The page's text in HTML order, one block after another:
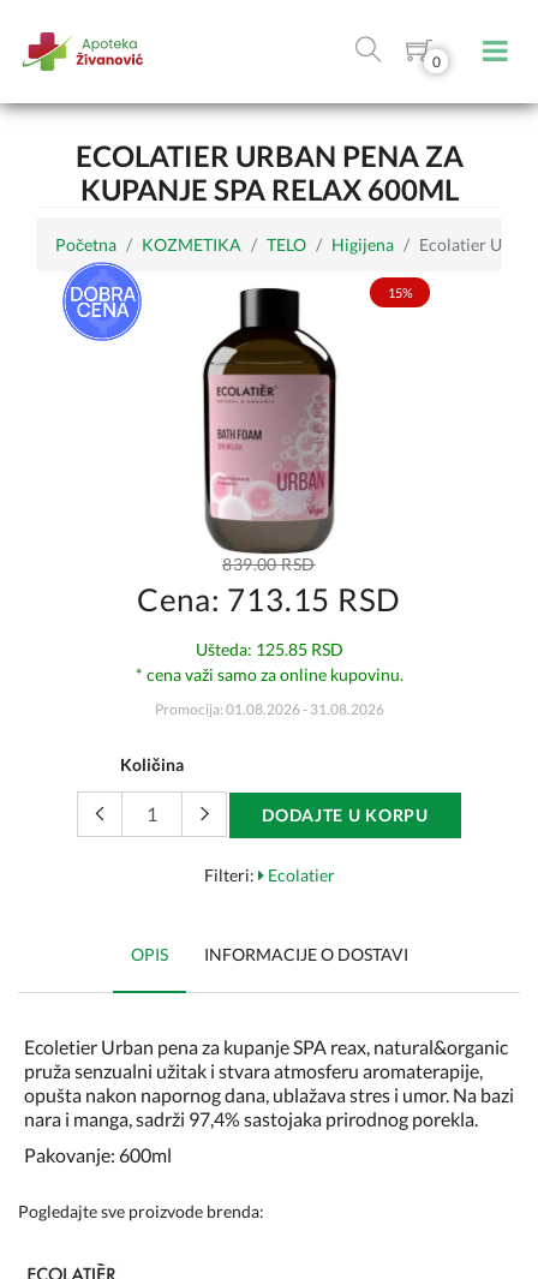
0
ECOLATIER URBAN PENA ZA
KUPANJE SPA RELAX 600ML
Početna KOZMETIKA TELO Higijena Ecolatier
15%
839.00 RSD
Cena: 713.15 RSD
Ušteda: 125.85 RSD
* cena važi samo za online kupovinu.
Promocija: 01.08.2026 - 31.08.2026
Količina
DODAJTE U KORPU
Filteri: Ecolatier
OPIS INFORMACIJE O DOSTAVI
Ecoletier Urban pena za kupanje SPA reax, natural&organic
pruža senzualni užitak i stvara atmosferu aromaterapije,
opušta nakon napornog dana, ublažava stres i umor. Na bazi
nara i manga, sadrži 97,4% sastojaka prirodnog porekla.
Pakovanje: 600ml
Pogledajte sve proizvode brenda: